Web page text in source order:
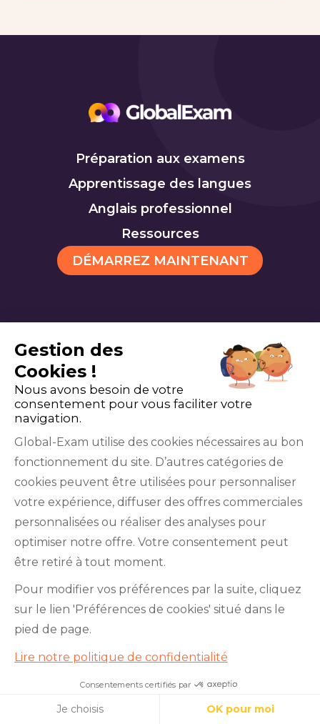
Apprenez l’allemand avec nous !
Préparation aux examens
Apprentissage des langues
Anglais professionnel
Ressources
DÉMARREZ MAINTENANT
TOEIC Cookies
Facebook Twitter LinkedIn YouTube
GlobalExam n’entretient aucun lien avec les
TOEIC®, du Bulats (Linguaskill), du TOEFL IBT®, du
BRIGHT English, de l’IELTS, du TOEFL ITP®, des
Cambridge B2 First et C1 Advanced, du TOEIC
Gestion des
Cookies !
Nous avons besoin de votre
consentement pour vous faciliter votre
navigation.
Global-Exam utilise des cookies nécessaires au bon
fonctionnement du site. D’autres catégories de
cookies peuvent être utilisées pour personnaliser
votre expérience, diffuser des offres commerciales
personnalisées ou réaliser des analyses pour
optimiser notre offre. Votre consentement peut
être retiré à tout moment.
Pour modifier vos préférences par la suite, cliquez
sur le lien 'Préférences de cookies' situé dans le
pied de page.
Lire notre politique de confidentialité
Consentements certifiés par
Je choisis OK pour moi
Cookies